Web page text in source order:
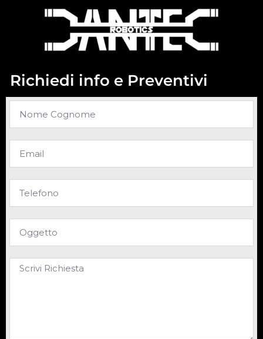
Richiedi info e Preventivi